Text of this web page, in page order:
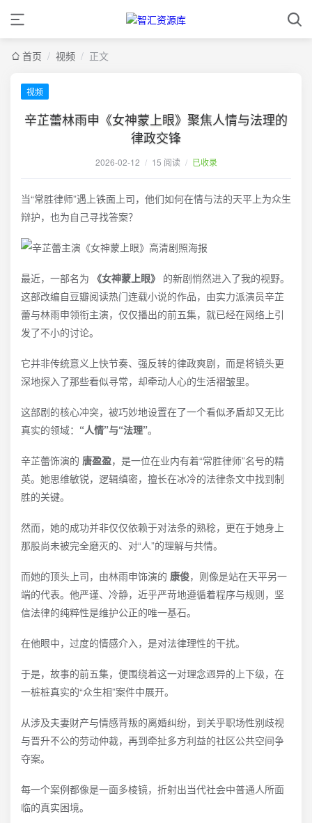
首页 / 视频 / 正文
视频
辛芷蕾林雨申《女神蒙上眼》聚焦人情与法理的
律政交锋
2026-02-12 / 15 阅读 / 已收录
当“常胜律师”遇上铁面上司，他们如何在情与法的天平上为众生
辩护，也为自己寻找答案？
最近，一部名为 《女神蒙上眼》 的新剧悄然进入了我的视野。
这部改编自豆瓣阅读热门连载小说的作品，由实力派演员辛芷
蕾与林雨申领衔主演，仅仅播出的前五集，就已经在网络上引
发了不小的讨论。
它并非传统意义上快节奏、强反转的律政爽剧，而是将镜头更
深地探入了那些看似寻常，却牵动人心的生活褶皱里。
这部剧的核心冲突，被巧妙地设置在了一个看似矛盾却又无比
真实的领域： “人情”与“法理”。
辛芷蕾饰演的 唐盈盈，是一位在业内有着“常胜律师”名号的精
英。她思维敏锐，逻辑缜密，擅长在冰冷的法律条文中找到制
胜的关键。
然而，她的成功并非仅仅依赖于对法条的熟稔，更在于她身上
那股尚未被完全磨灭的、对“人”的理解与共情。
而她的顶头上司，由林雨申饰演的 康俊，则像是站在天平另一
端的代表。他严谨、冷静，近乎严苛地遵循着程序与规则，坚
信法律的纯粹性是维护公正的唯一基石。
在他眼中，过度的情感介入，是对法律理性的干扰。
于是，故事的前五集，便围绕着这一对理念迥异的上下级，在
一桩桩真实的“众生相”案件中展开。
从涉及夫妻财产与情感背叛的离婚纠纷，到关乎职场性别歧视
与晋升不公的劳动仲裁，再到牵扯多方利益的社区公共空间争
夺案。
每一个案例都像是一面多棱镜，折射出当代社会中普通人所面
临的真实困境。